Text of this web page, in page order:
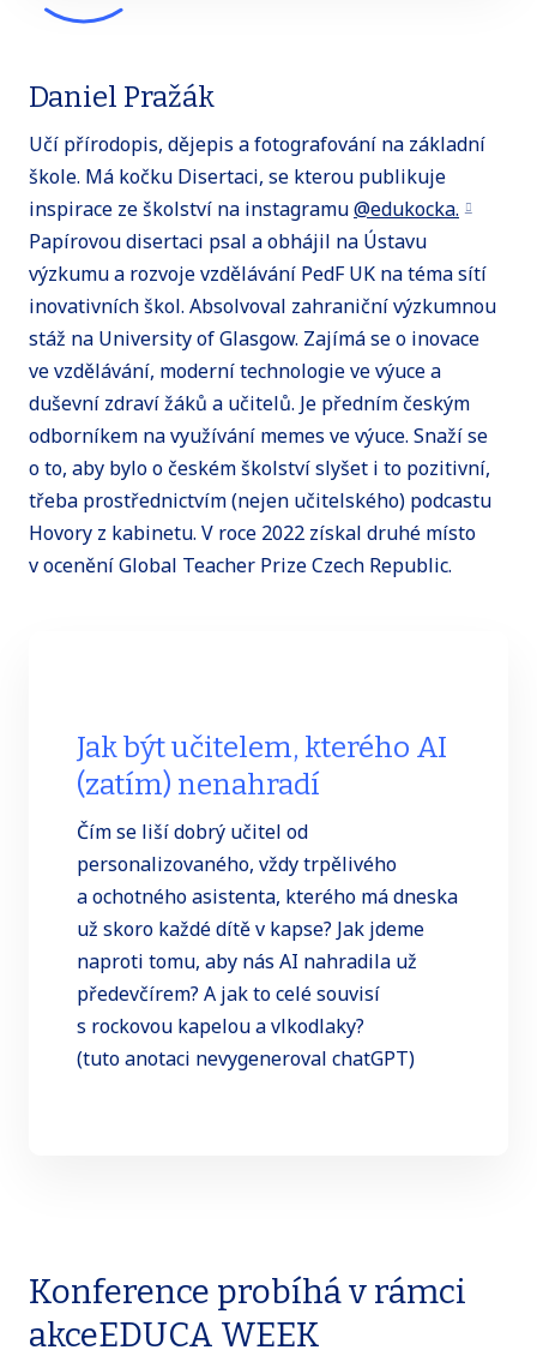
Daniel Pražák
Učí přírodopis, dějepis a fotografování na základní
škole. Má kočku Disertaci, se kterou publikuje
inspirace ze školství na instagramu@edukocka.
Papírovou disertaci psal a obhájil na Ústavu
výzkumu a rozvoje vzdělávání PedF UK na téma sítí
inovativních škol. Absolvoval zahraniční výzkumnou
stáž na University of Glasgow. Zajímá se o inovace
ve vzdělávání, moderní technologie ve výuce a
duševní zdraví žáků a učitelů. Je předním českým
odborníkem na využívání memes ve výuce. Snaží se
o to, aby bylo o českém školství slyšet i to pozitivní,
třeba prostřednictvím (nejen učitelského) podcastu
Hovory z kabinetu. V roce 2022 získal druhé místo
v ocenění Global Teacher Prize Czech Republic.
Jak být učitelem, kterého AI
(zatím) nenahradí
Čím se liší dobrý učitel od
personalizovaného, vždy trpělivého
a ochotného asistenta, kterého má dneska
už skoro každé dítě v kapse? Jak jdeme
naproti tomu, aby nás AI nahradila už
předevčírem? A jak to celé souvisí
s rockovou kapelou a vlkodlaky?
(tuto anotaci nevygeneroval chatGPT)
Konference probíhá v rámci
akceEDUCA WEEK